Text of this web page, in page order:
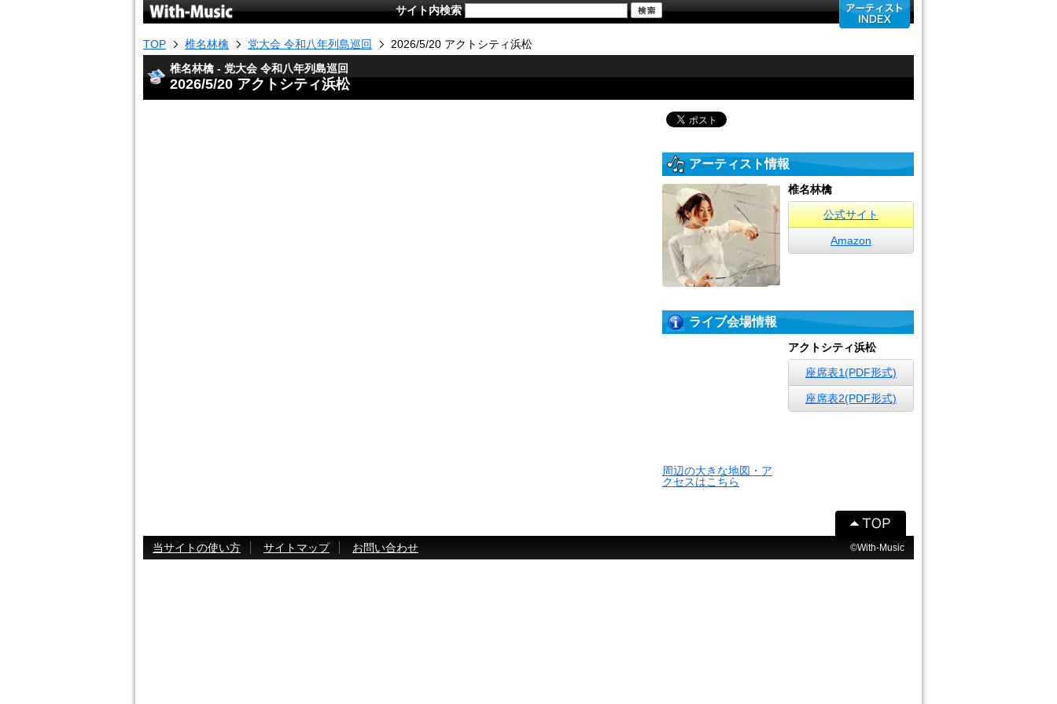
サイト内検索
TOP 椎名林檎 党大会 令和八年列島巡回
2026/5/20 アクトシティ浜松
椎名林檎 - 党大会 令和八年列島巡回
2026/5/20 アクトシティ浜松
アーティスト情報
椎名林檎
公式サイト
Amazon
ライブ会場情報
周辺の大きな地図・ア
クセスはこちら
アクトシティ浜松
座席表1(PDF形式)
座席表2(PDF形式)
当サイトの使い方 サイトマップ お問い合わせ ©With-Music